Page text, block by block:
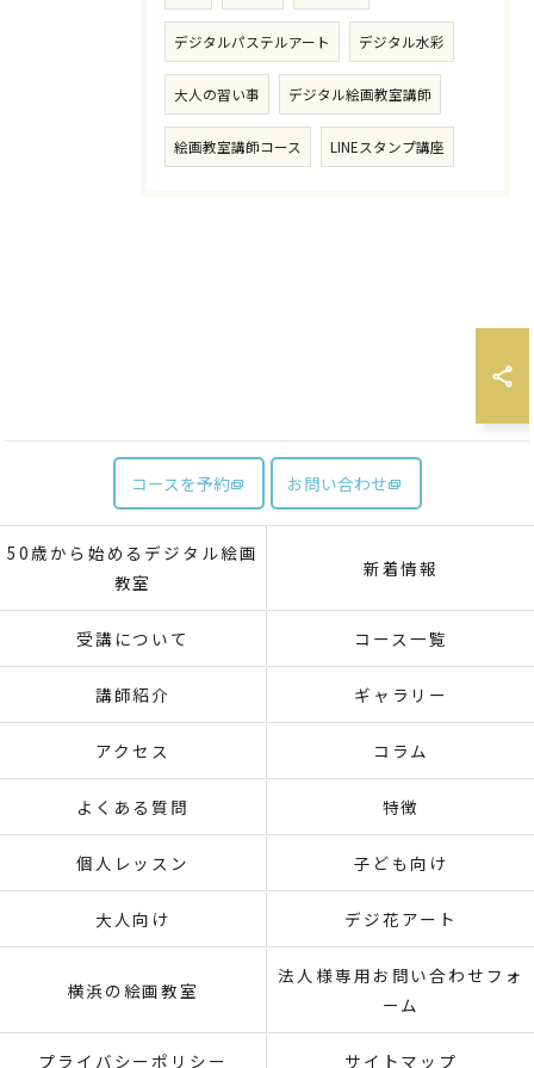
デジタルパステルアート デジタル水彩
大人の習い事 デジタル絵画教室講師
絵画教室講師コース LINEスタンプ講座
コースを予約 お問い合わせ
50歳から始めるデジタル絵画
教室
新着情報
受講について コース一覧
講師紹介 ギャラリー
アクセス コラム
よくある質問 特徴
個人レッスン 子ども向け
大人向け デジ花アート
横浜の絵画教室
法人様専用お問い合わせフォ
ーム
プライバシーポリシー サイトマップ